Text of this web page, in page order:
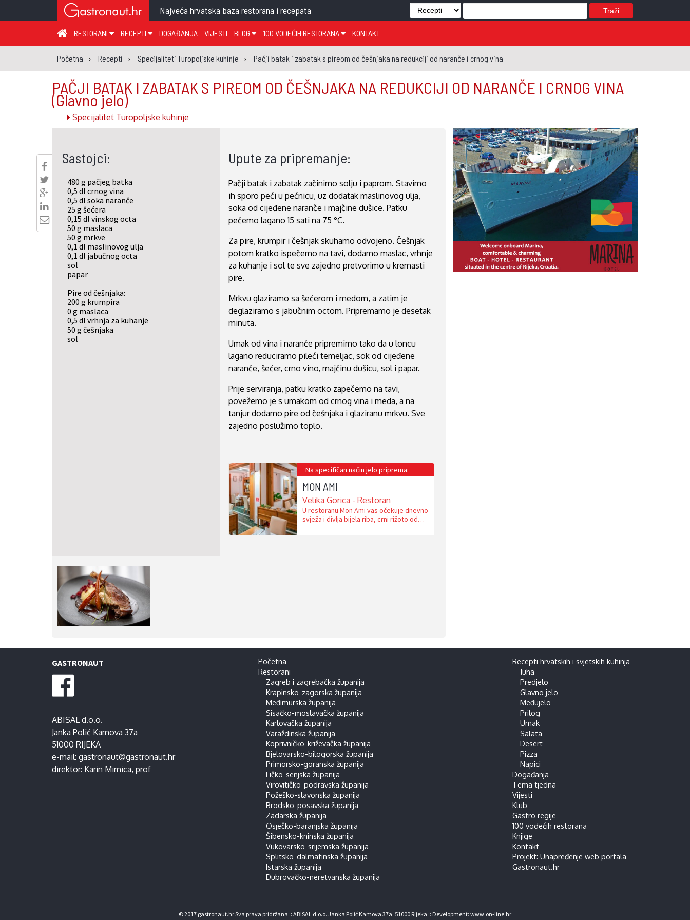
Najveća hrvatska baza restorana i recepata Traži
RESTORANI
ZAGREB I ZAGREBAČKA ŽUPANIJA
KRAPINSKO-ZAGORSKA ŽUPANIJA
MEĐIMURSKA ŽUPANIJA
SISAČKO-MOSLAVAČKA ŽUPANIJA
KARLOVAČKA ŽUPANIJA
VARAŽDINSKA ŽUPANIJA
KOPRIVNIČKO-KRIŽEVAČKA ŽUPANIJA
PRIMORSKO-GORANSKA ŽUPANIJA
BRODSKO-POSAVSKA ŽUPANIJA
ZADARSKA ŽUPANIJA
OSJEČKO-BARANJSKA ŽUPANIJA
VUKOVARSKO-SRIJEMSKA ŽUPANIJA
SPLITSKO-DALMATINSKA ŽUPANIJA
ISTARSKA ŽUPANIJA
DUBROVAČKO-NERETVANSKA ŽUPANIJA
RECEPTI
JUHA
PREDJELO
GLAVNO JELO
MEĐUJELO
PRILOG
UMAK
PIZZA
DOGAĐANJA VIJESTI BLOG
TEMA TJEDNA
ZANIMLJIVOSTI
KLUB
GASTRO REGIJE
100 VODEĆIH RESTORANA
GLASANJE KNJIGE
KONTAKT
Početna Recepti Specijaliteti Turopoljske kuhinje Pačji batak i zabatak s pireom od češnjaka na redukciji od naranče i crnog vina
PAČJI BATAK I ZABATAK S PIREOM OD ČEŠNJAKA NA REDUKCIJI OD NARANČE I CRNOG VINA
(Glavno jelo)
Specijalitet Turopoljske kuhinje
Sastojci:
480 g pačjeg batka
0,5 dl crnog vina
0,5 dl soka naranče
25 g šećera
0,15 dl vinskog octa
50 g maslaca
50 g mrkve
0,1 dl maslinovog ulja
0,1 dl jabučnog octa
sol
papar
Pire od češnjaka:
200 g krumpira
0 g maslaca
0,5 dl vrhnja za kuhanje
50 g češnjaka
sol
Upute za pripremanje:
Pačji batak i zabatak začinimo solju i paprom. Stavimo
ih sporo peći u pećnicu, uz dodatak maslinovog ulja,
soka od cijeđene naranče i majčine dušice. Patku
pečemo lagano 15 sati na 75 °C.
Za pire, krumpir i češnjak skuhamo odvojeno. Češnjak
potom kratko ispečemo na tavi, dodamo maslac, vrhnje
za kuhanje i sol te sve zajedno pretvorimo u kremasti
pire.
Mrkvu glaziramo sa šećerom i medom, a zatim je
deglaziramo s jabučnim octom. Pripremamo je desetak
minuta.
Umak od vina i naranče pripremimo tako da u loncu
lagano reduciramo pileći temeljac, sok od cijeđene
naranče, šećer, crno vino, majčinu dušicu, sol i papar.
Prije serviranja, patku kratko zapečemo na tavi,
povežemo je s umakom od crnog vina i meda, a na
tanjur dodamo pire od češnjaka i glaziranu mrkvu. Sve
zajedno poslužimo toplo.
Na specifičan način jelo priprema:
MON AMI
Velika Gorica - Restoran
U restoranu Mon Ami vas očekuje dnevno
svježa i divlja bijela riba, crni rižoto od
salatu. Delicije poput kvarnerskih škampi,
GASTRONAUT
ABISAL d.o.o.
Janka Polić Kamova 37a
51000 RIJEKA
e-mail: gastronaut@gastronaut.hr
direktor: Karin Mimica, prof
Početna
Restorani
Zagreb i zagrebačka županija
Krapinsko-zagorska županija
Međimurska županija
Sisačko-moslavačka županija
Karlovačka županija
Varaždinska županija
Koprivničko-križevačka županija
Bjelovarsko-bilogorska županija
Primorsko-goranska županija
Ličko-senjska županija
Virovitičko-podravska županija
Požeško-slavonska županija
Brodsko-posavska županija
Zadarska županija
Osječko-baranjska županija
Šibensko-kninska županija
Vukovarsko-srijemska županija
Splitsko-dalmatinska županija
Istarska županija
Dubrovačko-neretvanska županija
Recepti hrvatskih i svjetskih kuhinja
Juha
Predjelo
Glavno jelo
Međujelo
Prilog
Umak
Salata
Desert
Pizza
Napici
Događanja
Tema tjedna
Vijesti
Klub
Gastro regije
100 vodećih restorana
Knjige
Kontakt
Projekt: Unapređenje web portala
Gastronaut.hr
© 2017 gastronaut.hr Sva prava pridržana :: ABISAL d.o.o. Janka Polić Kamova 37a, 51000 Rijeka :: Development: www.on-line.hr